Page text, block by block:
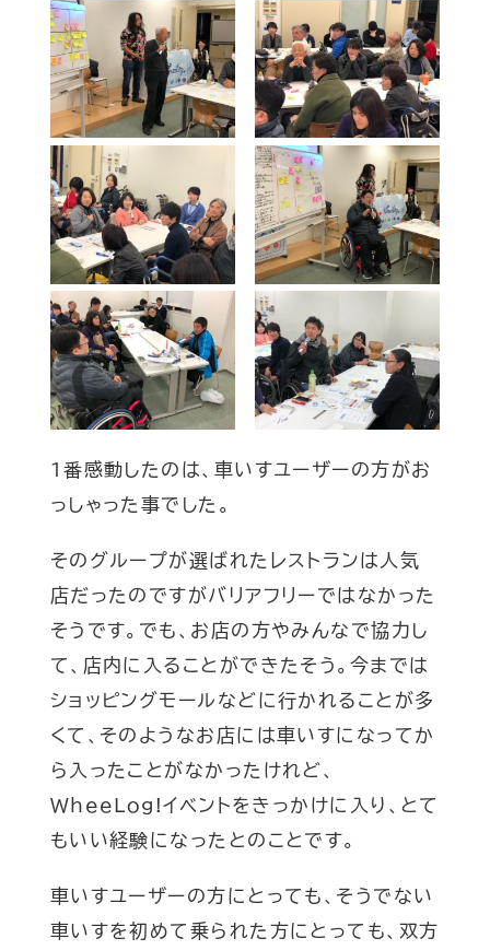
1番感動したのは、車いすユーザーの方がお
っしゃった事でした。
そのグループが選ばれたレストランは人気
店だったのですがバリアフリーではなかった
そうです。でも、お店の方やみんなで協力し
て、店内に入ることができたそう。今までは
ショッピングモールなどに行かれることが多
くて、そのようなお店には車いすになってか
ら入ったことがなかったけれど、
WheeLog!イベントをきっかけに入り、とて
もいい経験になったとのことです。
車いすユーザーの方にとっても、そうでない
車いすを初めて乗られた方にとっても、双方